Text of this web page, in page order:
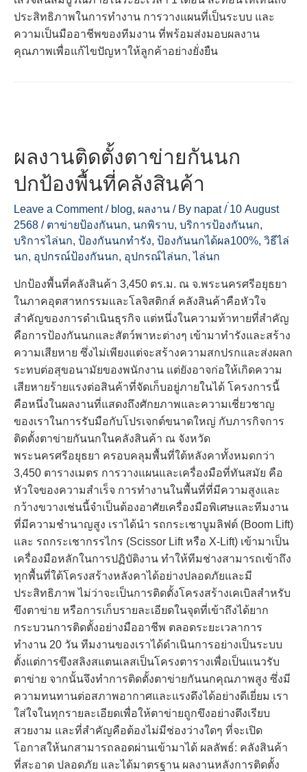
ประสิทธิภาพในการทำงาน การวางแผนที่เป็นระบบ และ
ความเป็นมืออาชีพของทีมงาน ที่พร้อมส่งมอบผลงาน
คุณภาพเพื่อแก้ไขปัญหาให้ลูกค้าอย่างยั่งยืน
ผลงานติดตั้งตาข่ายกันนก
ปกป้องพื้นที่คลังสินค้า
Leave a Comment / blog, ผลงาน / By napat / ่10 August
2568 / ตาข่ายป้องกันนก, นกพิราบ, บริการป้องกันนก,
บริการไล่นก, ป้องกันนกทำรัง, ป้องกันนกได้ผล100%, วิธีไล่
นก, อุปกรณ์ป้องกันนก, อุปกรณ์ไล่นก,ไล่นก
ปกป้องพื้นที่คลังสินค้า 3,450 ตร.ม. ณ จ.พระนครศรีอยุธยา
ในภาคอุตสาหกรรมและโลจิสติกส์ คลังสินค้าคือหัวใจ
สำคัญของการดำเนินธุรกิจ แต่หนึ่งในความท้าทายที่สำคัญ
คือการป้องกันนกและสัตว์พาหะต่างๆ เข้ามาทำรังและสร้าง
ความเสียหาย ซึ่งไม่เพียงแต่จะสร้างความสกปรกและส่งผลก
ระทบต่อสุขอนามัยของพนักงาน แต่ยังอาจก่อให้เกิดความ
เสียหายร้ายแรงต่อสินค้าที่จัดเก็บอยู่ภายในได้ โครงการนี้
คือหนึ่งในผลงานที่แสดงถึงศักยภาพและความเชี่ยวชาญ
ของเราในการรับมือกับโปรเจกต์ขนาดใหญ่ กับภารกิจการ
ติดตั้งตาข่ายกันนกในคลังสินค้า ณ จังหวัด
พระนครศรีอยุธยา ครอบคลุมพื้นที่ใต้หลังคาทั้งหมดกว่า
3,450 ตารางเมตร การวางแผนและเครื่องมือที่ทันสมัย คือ
หัวใจของความสำเร็จ การทำงานในพื้นที่ที่มีความสูงและ
กว้างขวางเช่นนี้จำเป็นต้องอาศัยเครื่องมือพิเศษและทีมงาน
ที่มีความชำนาญสูง เราได้นำ รถกระเชาบูมลิฟต์ (Boom Lift)
และ รถกระเชากรรไกร (Scissor Lift หรือ X-Lift) เข้ามาเป็น
เครื่องมือหลักในการปฏิบัติงาน ทำให้ทีมช่างสามารถเข้าถึง
ทุกพื้นที่ใต้โครงสร้างหลังคาได้อย่างปลอดภัยและมี
ประสิทธิภาพ ไม่ว่าจะเป็นการติดตั้งโครงสร้างเคเบิลสำหรับ
ขึงตาข่าย หรือการเก็บรายละเอียดในจุดที่เข้าถึงได้ยาก
กระบวนการติดตั้งอย่างมืออาชีพ ตลอดระยะเวลาการ
ทำงาน 20 วัน ทีมงานของเราได้ดำเนินการอย่างเป็นระบบ
ตั้งแต่การขึงสลิงสแตนเลสเป็นโครงตารางเพื่อเป็นแนวรับ
ตาข่าย จากนั้นจึงทำการติดตั้งตาข่ายกันนกคุณภาพสูง ซึ่งมี
ความทนทานต่อสภาพอากาศและแรงดึงได้อย่างดีเยี่ยม เรา
ใส่ใจในทุกรายละเอียดเพื่อให้ตาข่ายถูกขึงอย่างตึงเรียบ
สวยงาม และที่สำคัญคือต้องไม่มีช่องว่างใดๆ ที่จะเปิด
โอกาสให้นกสามารถลอดผ่านเข้ามาได้ ผลลัพธ์: คลังสินค้า
ที่สะอาด ปลอดภัย และได้มาตรฐาน ผลงานหลังการติดตั้ง